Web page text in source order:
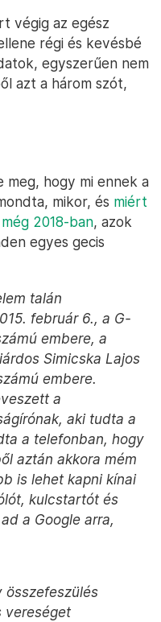
végig az egész
régi és kevésbé
egyszerűen nem
azt a három szót,
meg, hogy mi ennek a
mikor, és miért
2018-ban, azok
egyes gecis
talán
február 6., a G-
embere, a
Simicska Lajos
embere.
a
aki tudta a
a telefonban, hogy
aztán akkora mém
is lehet kapni kínai
kulcstartót és
a Google arra,
összefeszülés
vereséget